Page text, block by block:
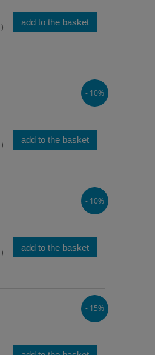
) add to the basket
) add to the basket
- 10%
) add to the basket
- 10%
- 15%